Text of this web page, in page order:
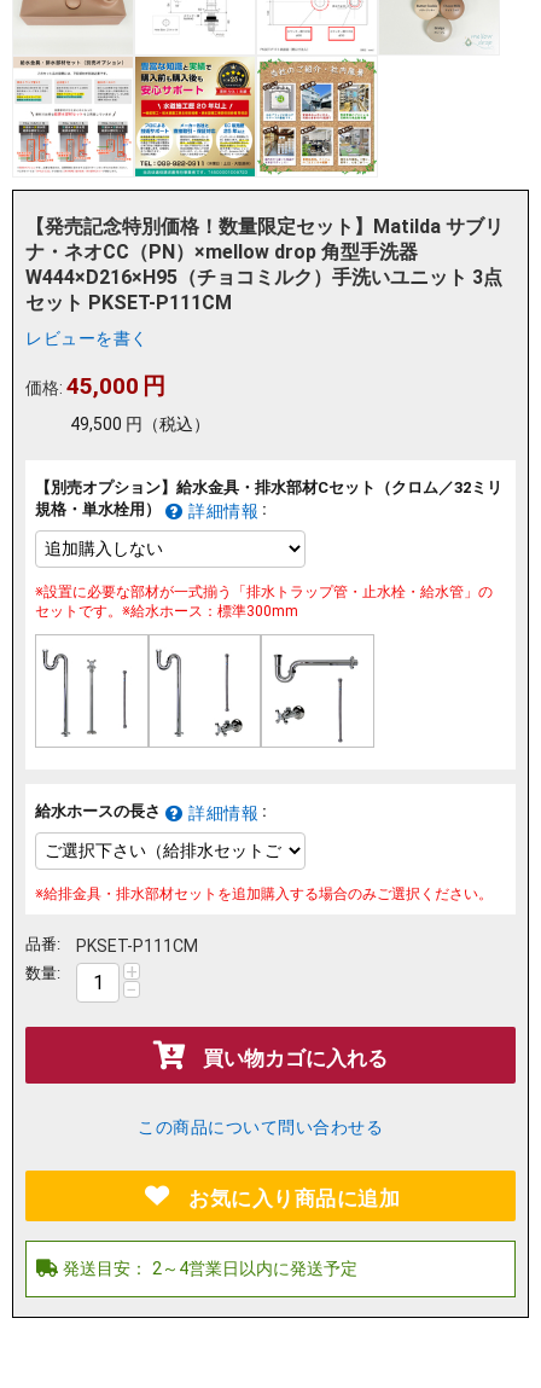
【発売記念特別価格！数量限定セット】Matilda サブリ
ナ・ネオCC（PN）×mellow drop 角型手洗器
W444×D216×H95（チョコミルク）手洗いユニット 3点
セット PKSET-P111CM
レビューを書く
価格: 45,000 円
49,500 円 （税込）
【別売オプション】給水金具・排水部材Cセット（クロム／32ミリ
規格・単水栓用）
詳細情報 :
※設置に必要な部材が一式揃う「排水トラップ管・止水栓・給水管」の
セットです。※給水ホース：標準300mm
給水ホースの長さ 詳細情報 :
※給排金具・排水部材セットを追加購入する場合のみご選択ください。
品番: PKSET-P111CM
数量: +
−
買い物カゴに入れる
この商品について問い合わせる
お気に入り商品に追加